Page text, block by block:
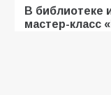
В библиотеке
мастер-класс